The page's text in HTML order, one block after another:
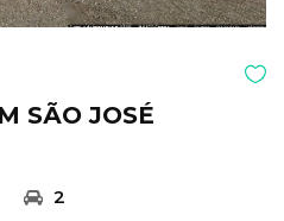
SÃO JOSÉ
2